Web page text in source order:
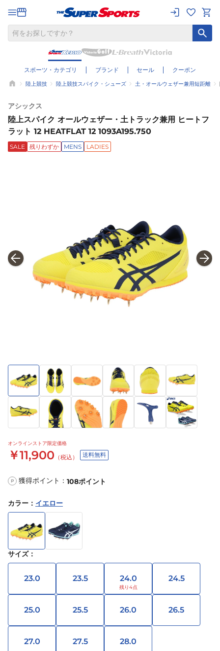
スポーツ・カテゴリ ブランド セール クーポン
陸上競技 陸上競技スパイク・シューズ 土・オールウェザー兼用短距離
アシックス
陸上スパイク オールウェザー・土トラック兼用 ヒートフ
ラット 12 HEATFLAT 12 1093A195.750
SALE 残りわずか MENS LADIES
オンラインストア限定価格
￥11,900 （税込） 送料無料
P 獲得ポイント： 108ポイント
カラー ： イエロー
サイズ：
23.0 23.5 24.0 24.5
25.0 25.5 26.0 26.5
27.0 27.5 28.0